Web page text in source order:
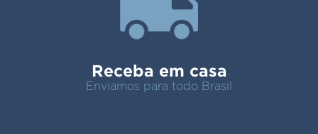
Receba em casa
Enviamos para todo Brasil